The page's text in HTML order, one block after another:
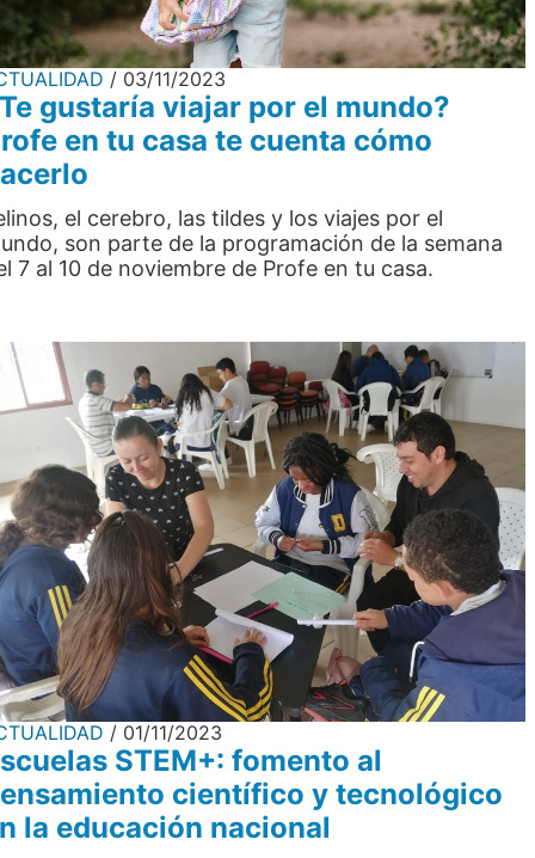
03/11/2023
gustaría viajar por el mundo?
en tu casa te cuenta cómo
el cerebro, las tildes y los viajes por el
son parte de la programación de la semana
7 al 10 de noviembre de Profe en tu casa.
01/11/2023
STEM+: fomento al
científico y tecnológico
la educación nacional